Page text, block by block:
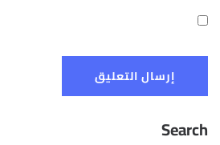
Search